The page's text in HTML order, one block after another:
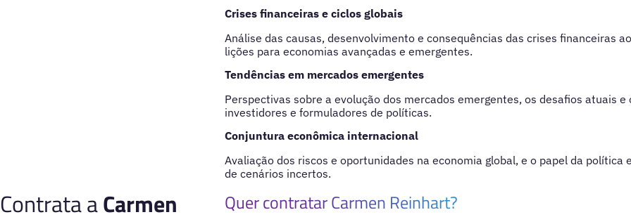
Crises financeiras e ciclos globais
Análise das causas, desenvolvimento e consequências das crises financeiras
lições para economias avançadas e emergentes.
Tendências em mercados emergentes
Perspectivas sobre a evolução dos mercados emergentes, os desafios atuais
investidores e formuladores de políticas.
Conjuntura econômica internacional
Avaliação dos riscos e oportunidades na economia global, e o papel da política
de cenários incertos.
Contrata aCarmen Quer contratar Carmen Reinhart?